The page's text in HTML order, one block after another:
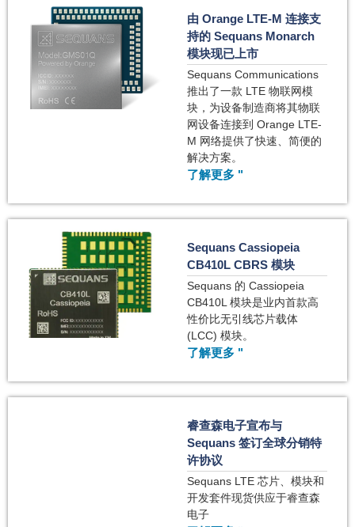
由 Orange LTE-M 连接支
持的 Sequans Monarch
模块现已上市
Sequans Communications
推出了一款 LTE 物联网模
块，为设备制造商将其物联
网设备连接到 Orange LTE-
M 网络提供了快速、简便的
解决方案。
了解更多 "
Sequans Cassiopeia
CB410L CBRS 模块
Sequans 的 Cassiopeia
CB410L 模块是业内首款高
性价比无引线芯片载体
(LCC) 模块。
了解更多 "
睿查森电子宣布与
Sequans 签订全球分销特
许协议
Sequans LTE 芯片、模块和
开发套件现货供应于睿查森
电子